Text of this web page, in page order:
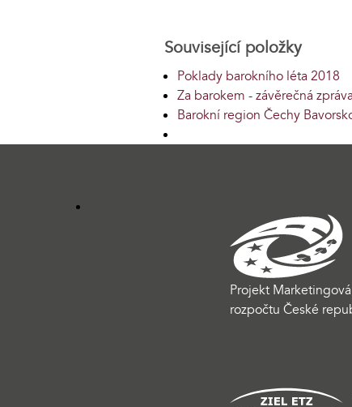
Související položky
Poklady barokního léta 2018
Za barokem - závěrečná
Barokní region Čechy
Projekt
rozpočtu České